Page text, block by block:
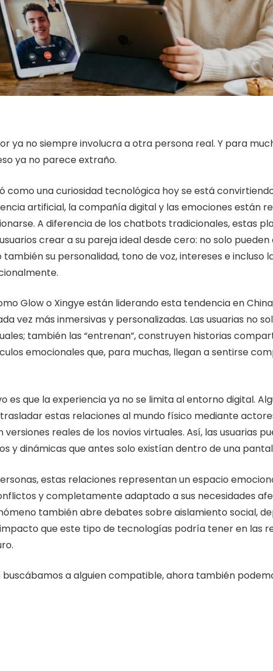
ya no siempre involucra a otra persona real. Y para
ya no parece extraño.
como una curiosidad tecnológica hoy se está
artificial, la compañía digital y las emociones están
A diferencia de los chatbots tradicionales, estas
crear a su pareja ideal desde cero: no solo pueden
también su personalidad, tono de voz, intereses e incluso
Glow o Xingye están liderando esta tendencia en
vez más inmersivas y personalizadas. Las usuarias no
también las “entrenan”, construyen historias
emocionales que, para muchas, llegan a sentirse
es que la experiencia ya no se limita al entorno digital.
estas relaciones al mundo físico mediante
reales de los novios virtuales. Así, las usuarias
y dinámicas que antes solo existían dentro de una
estas relaciones representan un espacio
y completamente adaptado a sus necesidades
también abre debates sobre aislamiento social,
que este tipo de tecnologías podría tener en las
buscábamos a alguien compatible, ahora también